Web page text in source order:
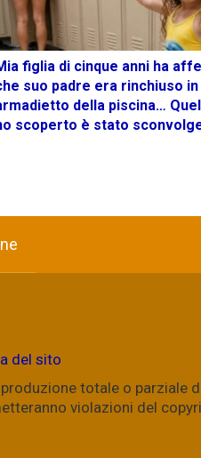
figlia di cinque anni ha
suo padre era rinchiuso in
della piscina…
scoperto è stato
del sito
totale o parziale
violazioni del